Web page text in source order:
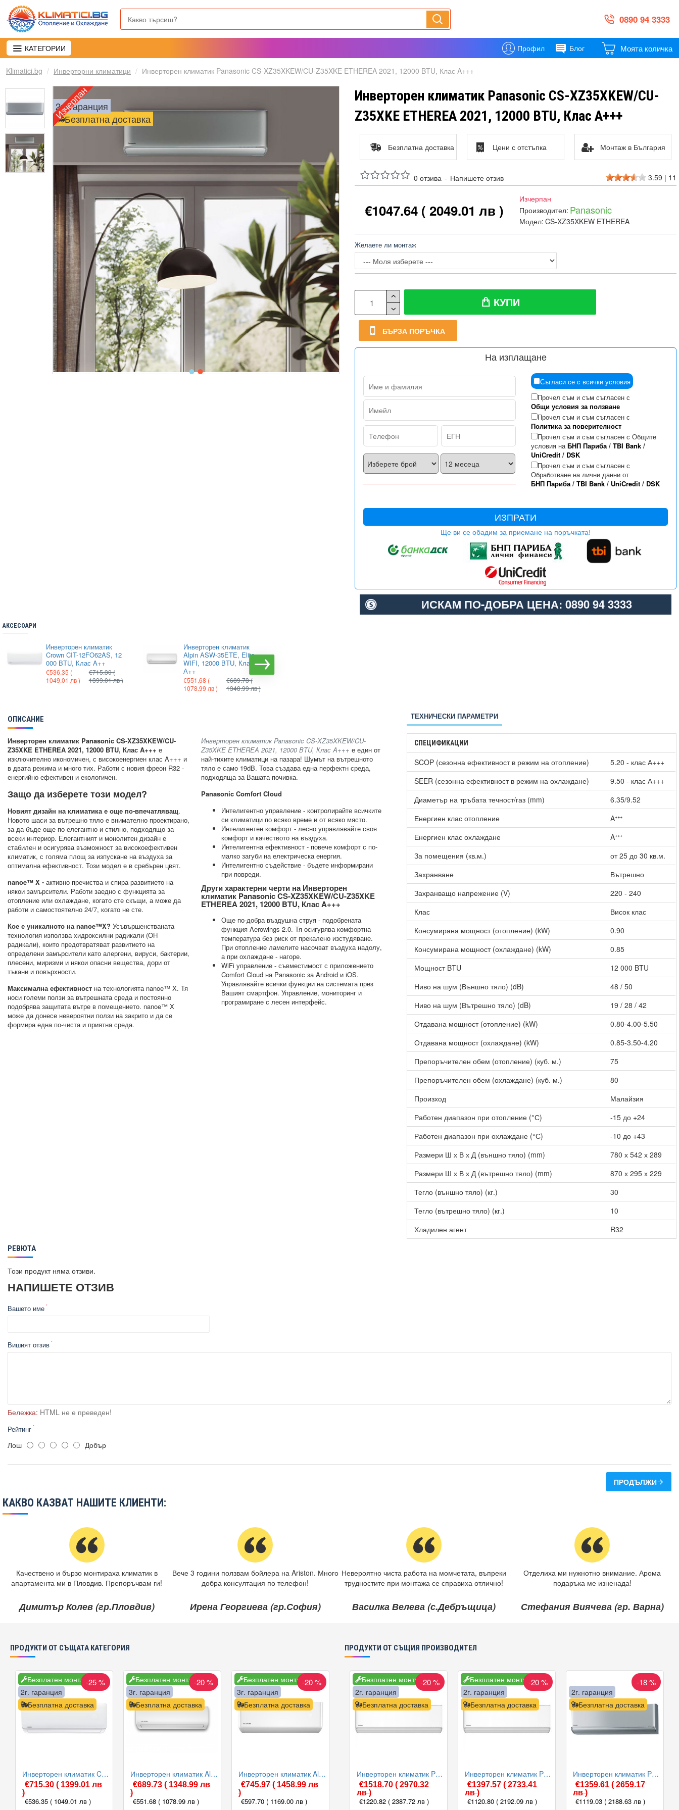
0890 94 3333
КАТЕГОРИИ Профил Блог Моята количка
Klimatici.bg Инверторни климатици Инверторен климатик Panasonic CS-XZ35XKEW/CU-Z35XKE ETHEREA 2021, 12000 BTU, Клас A+++
Безплатна доставка
2г. гаранция
Изчерпан
Инверторен климатик Panasonic CS-XZ35XKEW/CU-
Z35XKE ETHEREA 2021, 12000 BTU, Клас A+++
0 отзива - Напишете отзив 3.59 | 11
€1047.64 ( 2049.01 лв )
Изчерпан
Производител: Panasonic
Модел: CS-XZ35XKEW ETHEREA
Желаете ли монтаж
КУПИ
БЪРЗА ПОРЪЧКА
На изплащане
Съгласи се с всички условия
Прочел съм и съм съгласен с
Общи условия за ползване
Прочел съм и съм съгласен с
Политика за поверителност
Прочел съм и съм съгласен с Общите
условия наБНП Париба/ TBI Bank/
UniCredit/ DSK
Прочел съм и съм съгласен с
Обработване на лични данни от
БНП Париба/ TBI Bank/ UniCredit/ DSK
ИЗПРАТИ
Ще ви се обадим за приемане на поръчката!
Безплатна доставка Цени с отстъпка Монтаж в България
ИСКАМ ПО-ДОБРА ЦЕНА: 0890 94 3333
АКСЕСОАРИ
Инверторен климатик
Crown CIT-12FO62AS, 12
000 BTU, Клас A++
€536.35 (
1049.01 лв )
€715.30(
1399.01 лв )
Инверторен климатик
Alpin ASW-35ETE, Elite,
WIFI, 12000 BTU, Клас
А++
€551.68 (
1078.99 лв )
€689.73(
1348.99 лв )
ОПИСАНИЕ
Инверторен климатик Panasonic CS-XZ35XKEW/CU-
Z35XKE ETHEREA 2021, 12000 BTU, Клас A+++ е
изключително икономичен, с високоенергиен клас A+++ и
в двата режима и много тих. Работи с новия фреон R32 -
енергийно ефективен и екологичен.
Защо да изберете този модел?
Новият дизайн на климатика е още по-впечатляващ.
Новото шаси за вътрешно тяло е внимателно проектирано,
за да бъде още по-елегантно и стилно, подходящо за
всеки интериор. Елегантният и монолитен дизайн е
стабилен и осигурява възможност за високоефективен
климатик, с голяма площ за изпускане на въздуха за
оптимална ефективност. Този модел е в сребърен цвят.
nanoe™ X - активно пречиства и спира развитието на
някои замърсители. Работи заедно с функцията за
отопление или охлаждане, когато сте скъщи, а може да
работи и самостоятелно 24/7, когато не сте.
Кое е уникалното на nanoe™X? Усъвършенстваната
технология използва хидроксилни радикали (OH
радикали), които предотвратяват развитието на
определени замърсители като алергени, вируси, бактерии,
плесени, миризми и някои опасни вещества, дори от
тъкани и повърхности.
Максимална ефективност на технологията nanoe™ X. Тя
носи големи ползи за вътрешната среда и постоянно
подобрява защитата вътре в помещението. nanoe™ X
може да донесе невероятни ползи на закрито и да се
формира една по-чиста и приятна среда.
Инверторен климатик Panasonic CS-XZ35XKEW/CU-
Z35XKE ETHEREA 2021, 12000 BTU, Клас A+++ е един от
най-тихите климатици на пазара! Шумът на вътрешното
тяло е само 19dB. Това създава една перфектн среда,
подходяща за Вашата почивка.
Panasonic Comfort Cloud
Интелигентно управление - контролирайте всичките
си климатици по всяко време и от всяко място.
Интелигентен комфорт - лесно управлявайте своя
комфорт и качеството на въздуха.
Интелигентна ефективност - повече комфорт с по-
малко загуби на електрическа енергия.
Интелигентно съдействие - бъдете информирани
при повреди.
Други характерни черти на Инверторен
климатик Panasonic CS-XZ35XKEW/CU-Z35XKE
ETHEREA 2021, 12000 BTU, Клас A+++
Още по-добра въздушна струя - подобрената
функция Aerowings 2.0. Тя осигурява комфортна
температура без риск от прекалено изстудяване.
При отопление ламелите насочват въздуха надолу,
а при охлаждане - нагоре.
WiFi управление - съвместимост с приложението
Comfort Cloud на Panasonic за Android и iOS.
Управлявайте всички функции на системата през
Вашият смартфон. Управление, мониторинг и
програмиране с лесен интерфейс.
ТЕХНИЧЕСКИ ПАРАМЕТРИ
СПЕЦИФИКАЦИИ
SCOP (сезонна ефективност в режим на отопление)
5.20 - клас А+++
SEER (сезонна ефективност в режим на охлаждане)
9.50 - клас А+++
Диаметър на тръбата течност/газ (mm)
6.35/9.52
Енергиен клас отопление
Aᐩᐩᐩ
Енергиен клас охлаждане
Aᐩᐩᐩ
За помещения (кв.м.)
от 25 до 30 кв.м.
Захранване
Вътрешно
Захранващо напрежение (V)
220 - 240
Клас
Висок клас
Консумирана мощност (отопление) (kW)
0.90
Консумирана мощност (охлаждане) (kW)
0.85
Мощност BTU
12 000 BTU
Ниво на шум (Външно тяло) (dB)
48 / 50
Ниво на шум (Вътрешно тяло) (dB)
19 / 28 / 42
Отдавана мощност (отопление) (kW)
0.80-4.00-5.50
Отдавана мощност (охлаждане) (kW)
0.85-3.50-4.20
Препоръчителен обем (отопление) (куб. м.)
75
Препоръчителен обем (охлаждане) (куб. м.)
80
Произход
Малайзия
Работен диапазон при отопление (°С)
-15 до +24
Работен диапазон при охлаждане (°С)
-10 до +43
Размери Ш х В х Д (външно тяло) (mm)
780 х 542 х 289
Размери Ш х В х Д (вътрешно тяло) (mm)
870 х 295 х 229
Тегло (външно тяло) (кг.)
30
Тегло (вътрешно тяло) (кг.)
10
Хладилен агент
R32
РЕВЮТА
Този продукт няма отзиви.
НАПИШЕТЕ ОТЗИВ
Вашето име
Вишият отзив
Бележка: HTML не е преведен!
Рейтинг
Лош Добър
ПРОДЪЛЖИ
КАКВО КАЗВАТ НАШИТЕ КЛИЕНТИ:
Качествено и бързо монтираха климатик в
апартамента ми в Пловдив. Препоръчвам ги!
Димитър Колев (гр.Пловдив)
Вече 3 години ползвам бойлера на Ariston. Много
добра консултация по телефон!
Ирена Георгиева (гр.София)
Невероятно чиста работа на момчетата, въпреки
трудностите при монтажа се справиха отлично!
Василка Велева (с.Дебръщица)
Отделиха ми нужнотно внимание. Арома
подаръка ме изненада!
Стефания Виячева (гр. Варна)
ПРОДУКТИ ОТ СЪЩАТА КАТЕГОРИЯ
Безплатен монтаж
Безплатна доставка
2г. гаранция
-25 %
Инверторен климатик Crown CIT-12FO62AS, 12 000 BTU, Клас A++
€715.30( 1399.01 лв
)
€536.35 ( 1049.01 лв )
Безплатен монтаж
Безплатна доставка
3г. гаранция
-20 %
Инверторен климатик Alpin ASW-35ETE, Elite, WIFI, 12000 BTU, Клас А++
€689.73( 1348.99 лв
)
€551.68 ( 1078.99 лв )
Безплатен монтаж
Безплатна доставка
3г. гаранция
-20 %
Инверторен климатик Alpin ASW-35PTT Pro, WIFI, 12000 BTU, Клас А++
€745.97( 1458.99 лв
)
€597.70 ( 1169.00 лв )
ПРОДУКТИ ОТ СЪЩИЯ ПРОИЗВОДИТЕЛ
Безплатен монтаж
Безплатна доставка
2г. гаранция
-20 %
Инверторен климатик Panasonic CS-Z35ZKEW/CU-Z35ZKE ETHEREA 2023, 12000 BTU, Клас A+++
€1518.70( 2970.32
лв )
€1220.82 ( 2387.72 лв )
Безплатен монтаж
Безплатна доставка
2г. гаранция
-20 %
Инверторен климатик Panasonic CS-Z25ZKEW/CU-Z25ZKE ETHEREA 2023, 9000 BTU, Клас A+++
€1397.57( 2733.41
лв )
€1120.80 ( 2192.09 лв )
Безплатна доставка
2г. гаранция
-18 %
Инверторен климатик Panasonic CS-XZ35ZKEW/CU-Z35ZKE ETHEREA 2023, 12000 BTU, Клас A+++
€1359.61( 2659.17
лв )
€1119.03 ( 2188.63 лв )